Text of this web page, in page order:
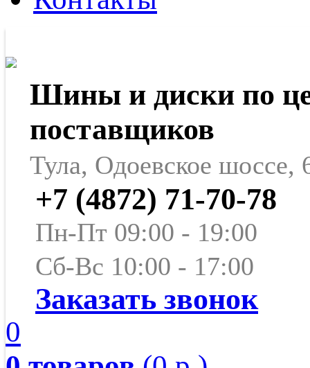
Шины и диски по
поставщиков
Тула, Одоевское шоссе,
+7 (4872) 71-70-78
Пн-Пт 09:00 - 19:00
Сб-Вс 10:00 - 17:00
Заказать звонок
0